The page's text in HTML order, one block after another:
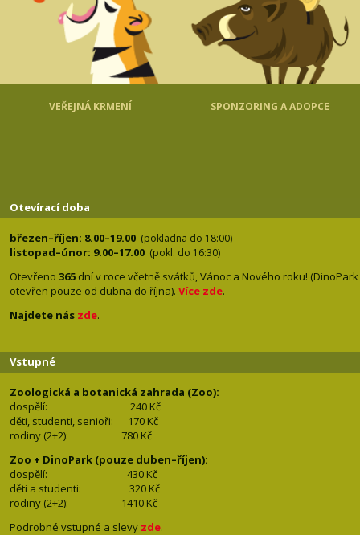
VEŘEJNÁ KRMENÍ SPONZORING A ADOPCE
Otevírací doba
březen–říjen: 8.00–19.00 (pokladna do 18:00)
listopad–únor: 9.00–17.00 (pokl. do 16:30)
Otevřeno 365 dní v roce včetně svátků, Vánoc a Nového roku! (DinoPark
otevřen pouze od dubna do října). Více zde.
Najdete nás zde.
Vstupné
Zoologická a botanická zahrada (Zoo):
dospělí:
240 Kč
děti, studenti, senioři: 170 Kč
rodiny (2+2): 780 Kč
Zoo + DinoPark (pouze duben–říjen):
dospělí: 430 Kč
děti a studenti: 320 Kč
rodiny (2+2): 1410 Kč
Podrobné vstupné a slevy zde.